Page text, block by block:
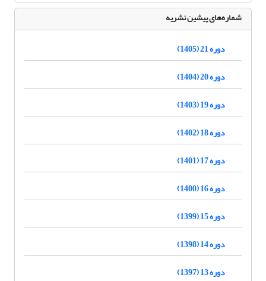
شماره‌های پیشین نشریه
دوره 21 (1405)
دوره 20 (1404)
دوره 19 (1403)
دوره 18 (1402)
دوره 17 (1401)
دوره 16 (1400)
دوره 15 (1399)
دوره 14 (1398)
دوره 13 (1397)